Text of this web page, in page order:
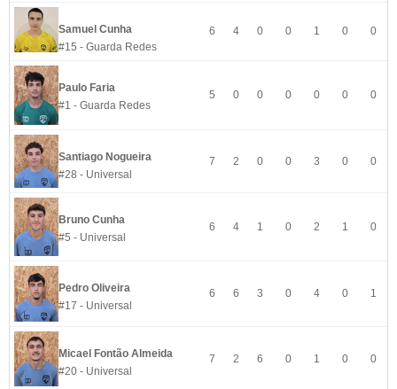
Samuel Cunha
#15 - Guarda Redes
6 4 0 0 1 0 0
Paulo Faria
#1 - Guarda Redes
5 0 0 0 0 0 0
Santiago Nogueira
#28 - Universal
7 2 0 0 3 0 0
Bruno Cunha
#5 - Universal
6 4 1 0 2 1 0
Pedro Oliveira
#17 - Universal
6 6 3 0 4 0 1
Micael Fontão Almeida
#20 - Universal
7 2 6 0 1 0 0